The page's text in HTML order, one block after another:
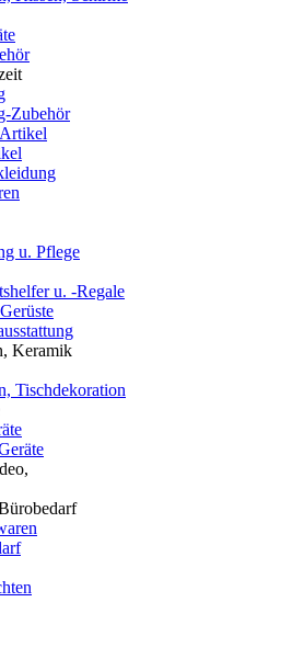
Zubehör
u. Pflege
u. -Regale
Keramik
Tischdekoration